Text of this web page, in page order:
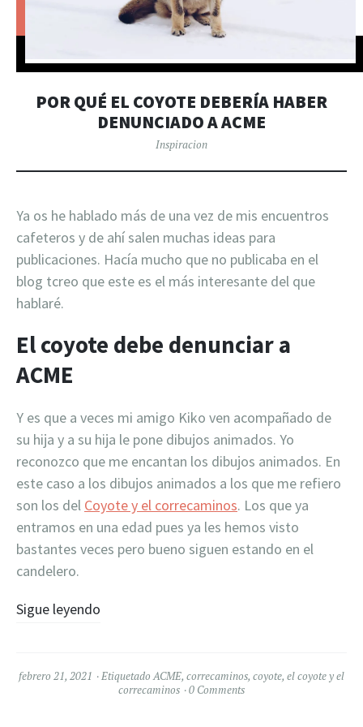
POR QUÉ EL COYOTE DEBERÍA HABER
DENUNCIADO A ACME
Inspiracion
Ya os he hablado más de una vez de mis encuentros
cafeteros y de ahí salen muchas ideas para
publicaciones. Hacía mucho que no publicaba en el
blog tcreo que este es el más interesante del que
hablaré.
El coyote debe denunciar a
ACME
Y es que a veces mi amigo Kiko ven acompañado de
su hija y a su hija le pone dibujos animados. Yo
reconozco que me encantan los dibujos animados. En
este caso a los dibujos animados a los que me refiero
son los del Coyote y el correcaminos. Los que ya
entramos en una edad pues ya les hemos visto
bastantes veces pero bueno siguen estando en el
candelero.
Sigue leyendo
febrero 21, 2021 EtiquetadoACME, correcaminos, coyote, el coyote y el
correcaminos
0 Comments